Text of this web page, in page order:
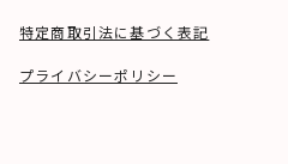
特定商取引法に基づく表記
プライバシーポリシー